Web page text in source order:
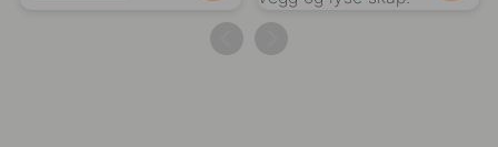
publisert